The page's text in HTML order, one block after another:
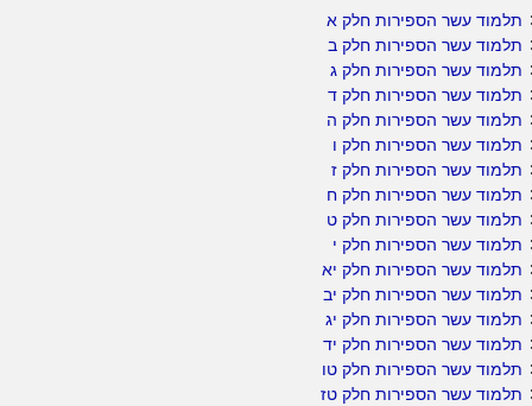
תלמוד עשר הספירות חלק א
תלמוד עשר הספירות חלק ב
תלמוד עשר הספירות חלק ג
תלמוד עשר הספירות חלק ד
תלמוד עשר הספירות חלק ה
תלמוד עשר הספירות חלק ו
תלמוד עשר הספירות חלק ז
תלמוד עשר הספירות חלק ח
תלמוד עשר הספירות חלק ט
תלמוד עשר הספירות חלק י
תלמוד עשר הספירות חלק יא
תלמוד עשר הספירות חלק יב
תלמוד עשר הספירות חלק יג
תלמוד עשר הספירות חלק יד
תלמוד עשר הספירות חלק טו
תלמוד עשר הספירות חלק טז